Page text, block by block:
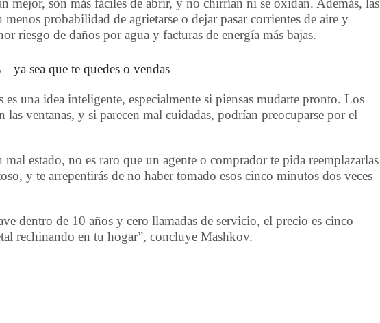
mejor, son más fáciles de abrir, y no chirrían ni se oxidan. Además, las
probabilidad de agrietarse o dejar pasar corrientes de aire y
riesgo de daños por agua y facturas de energía más bajas.
sea que te quedes o vendas
es una idea inteligente, especialmente si piensas mudarte pronto. Los
las ventanas, y si parecen mal cuidadas, podrían preocuparse por el
mal estado, no es raro que un agente o comprador te pida reemplazarlas
y te arrepentirás de no haber tomado esos cinco minutos dos veces
dentro de 10 años y cero llamadas de servicio, el precio es cinco
rechinando en tu hogar”, concluye Mashkov.